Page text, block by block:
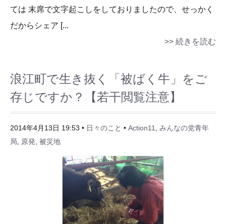
ては 末席で文字起こしをしておりましたので、せっかく
だからシェア [...
>> 続きを読む
浪江町で生き抜く「被ばく牛」をご
存じですか？【若干閲覧注意】
2014年4月13日 19:53 • 日々のこと • Action11, みんなの党青年
局, 原発, 被災地